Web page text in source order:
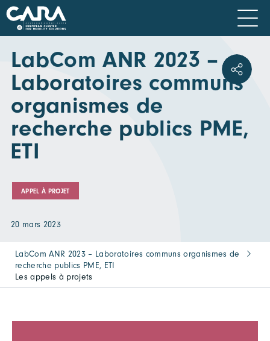
LabCom ANR 2023 –
Laboratoires communs
organismes de
recherche publics PME,
ETI
APPEL À PROJET
20 mars 2023
LabCom ANR 2023 – Laboratoires communs organismes de
recherche publics PME, ETI
Les appels à projets